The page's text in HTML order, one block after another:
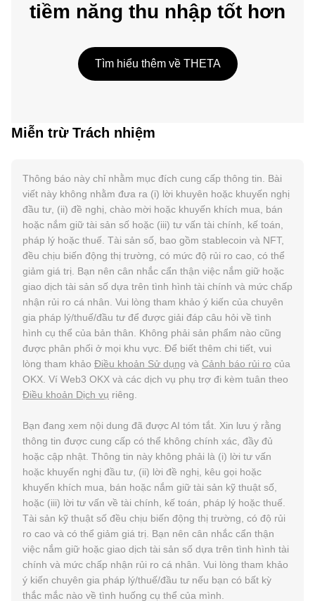
tiềm năng thu nhập tốt hơn
Tìm hiểu thêm về THETA
Miễn trừ Trách nhiệm
Thông báo này chỉ nhằm mục đích cung cấp thông tin. Bài
viết này không nhằm đưa ra (i) lời khuyên hoặc khuyến nghị
đầu tư, (ii) đề nghị, chào mời hoặc khuyến khích mua, bán
hoặc nắm giữ tài sản số hoặc (iii) tư vấn tài chính, kế toán,
pháp lý hoặc thuế. Tài sản số, bao gồm stablecoin và NFT,
đều chịu biến động thị trường, có mức độ rủi ro cao, có thể
giảm giá trị. Bạn nên cân nhắc cẩn thận việc nắm giữ hoặc
giao dịch tài sản số dựa trên tình hình tài chính và mức chấp
nhận rủi ro cá nhân. Vui lòng tham khảo ý kiến của chuyên
gia pháp lý/thuế/đầu tư để được giải đáp câu hỏi về tình
hình cụ thể của bản thân. Không phải sản phẩm nào cũng
được phân phối ở mọi khu vực. Để biết thêm chi tiết, vui
lòng tham khảo Điều khoản Sử dụng và Cảnh báo rủi ro của
OKX. Ví Web3 OKX và các dịch vụ phụ trợ đi kèm tuân theo
Điều khoản Dịch vụ riêng.
Bạn đang xem nội dung đã được AI tóm tắt. Xin lưu ý rằng
thông tin được cung cấp có thể không chính xác, đầy đủ
hoặc cập nhật. Thông tin này không phải là (i) lời tư vấn
hoặc khuyến nghị đầu tư, (ii) lời đề nghị, kêu gọi hoặc
khuyến khích mua, bán hoặc nắm giữ tài sản kỹ thuật số,
hoặc (iii) lời tư vấn về tài chính, kế toán, pháp lý hoặc thuế.
Tài sản kỹ thuật số đều chịu biến động thị trường, có độ rủi
ro cao và có thể giảm giá trị. Bạn nên cân nhắc cẩn thận
việc nắm giữ hoặc giao dịch tài sản số dựa trên tình hình tài
chính và mức chấp nhận rủi ro cá nhân. Vui lòng tham khảo
ý kiến chuyên gia pháp lý/thuế/đầu tư nếu bạn có bất kỳ
thắc mắc nào về tình huống cụ thể của mình.